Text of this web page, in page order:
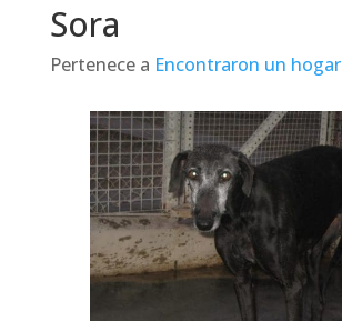
Sora
Pertenece a Encontraron un hogar